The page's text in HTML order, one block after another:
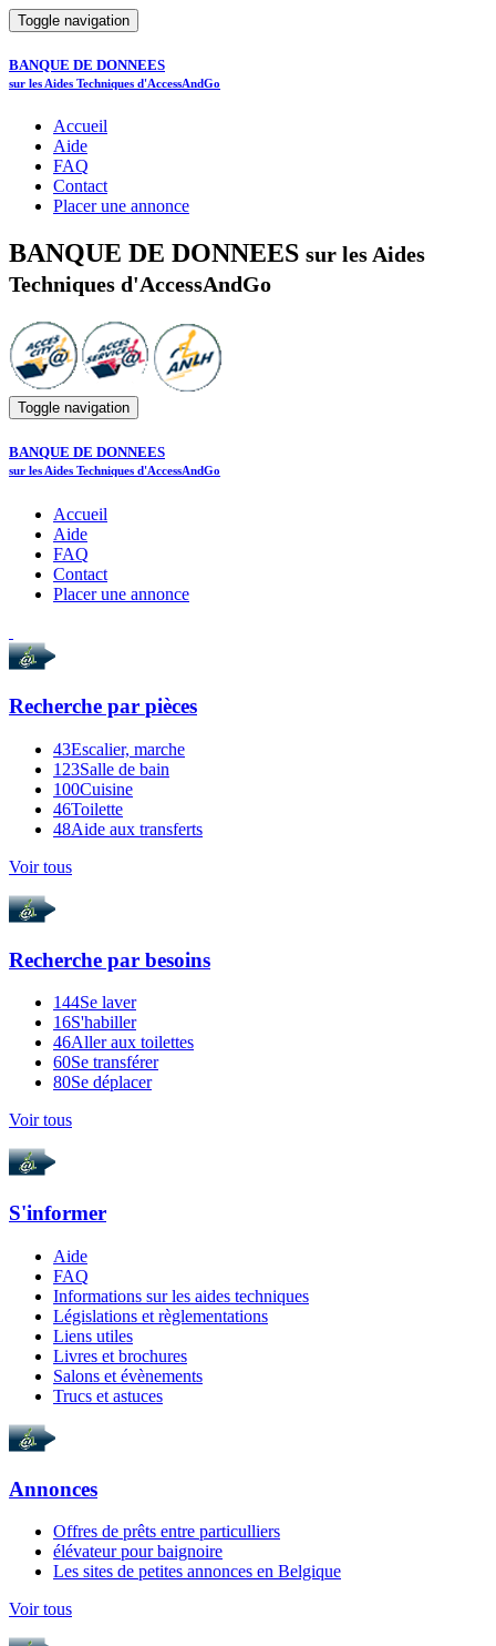
Toggle navigation
BANQUE DE DONNEES
sur les Aides Techniques d'AccessAndGo
Accueil
Aide
FAQ
Contact
Placer une annonce
BANQUE DE DONNEES sur les Aides
Techniques d'AccessAndGo
Toggle navigation
BANQUE DE DONNEES
sur les Aides Techniques d'AccessAndGo
Accueil
Aide
FAQ
Contact
Placer une annonce
Recherche par pièces
43Escalier, marche
123Salle de bain
100Cuisine
46Toilette
48Aide aux transferts
Voir tous
Recherche par besoins
144Se laver
16S'habiller
46Aller aux toilettes
60Se transférer
80Se déplacer
Voir tous
S'informer
Aide
FAQ
Informations sur les aides techniques
Législations et règlementations
Liens utiles
Livres et brochures
Salons et évènements
Trucs et astuces
Annonces
Offres de prêts entre particulliers
élévateur pour baignoire
Les sites de petites annonces en Belgique
Voir tous